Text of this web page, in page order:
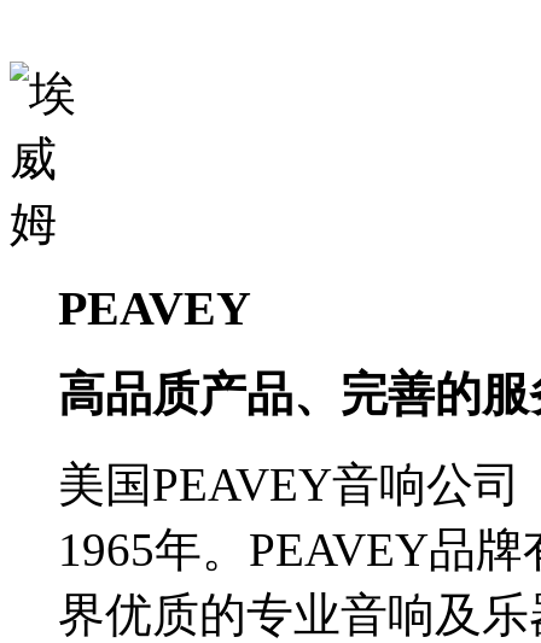
PEAVEY
高品质产品、完善的服
美国PEAVEY音响公司
1965年。PEAVEY品
界优质的专业音响及